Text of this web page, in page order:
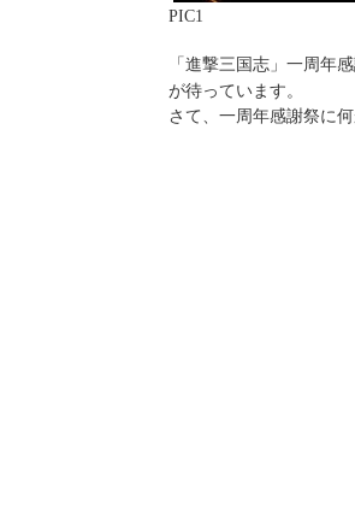
PIC1
「進撃三国志」一周年
が待っています。
さて、一周年感謝祭に